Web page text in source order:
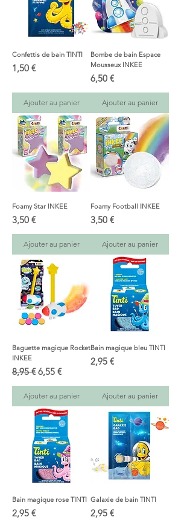
Confettis de bain TINTI
Prix
1,50 €
Ajouter au panier
Bombe de bain Espace
Mousseux INKEE
Prix
6,50 €
Ajouter au panier
Foamy Star INKEE
Prix
3,50 €
Ajouter au panier
Foamy Football INKEE
Prix
3,50 €
Ajouter au panier
Baguette magique Rocket
INKEE
Prix original
8,95 € Prix promotionnel
6,55 €
Ajouter au panier
Bain magique bleu TINTI
Prix
2,95 €
Ajouter au panier
Bain magique rose TINTI
Prix
2,95 €
Galaxie de bain TINTI
Prix
2,95 €